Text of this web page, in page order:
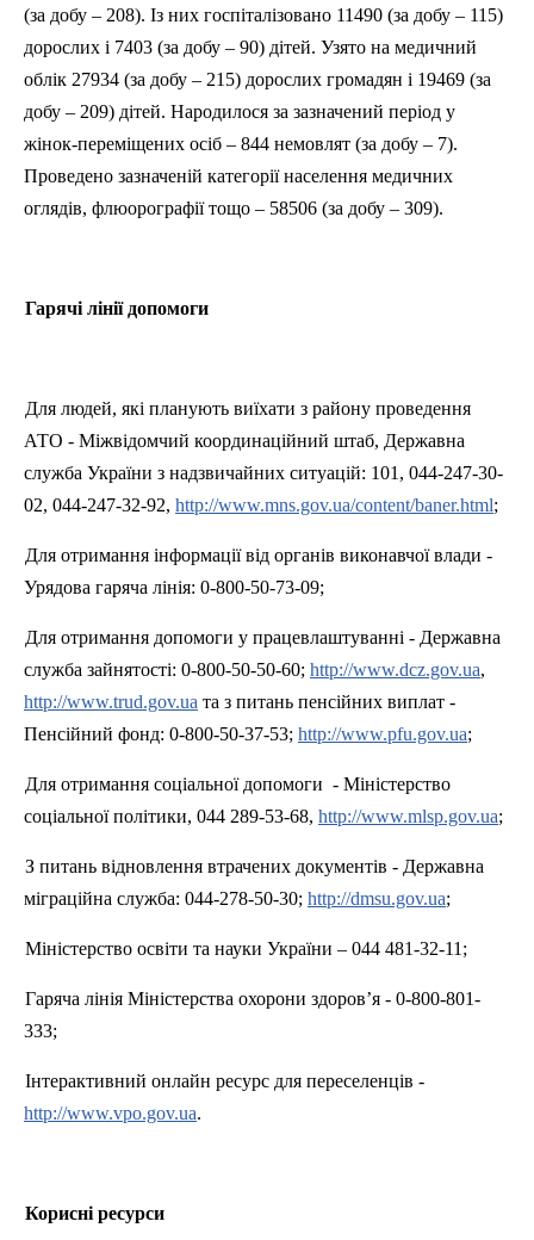
(за добу – 208). Із них госпіталізовано 11490 (за добу – 115)
дорослих і 7403 (за добу – 90) дітей. Узято на медичний
облік 27934 (за добу – 215) дорослих громадян і 19469 (за
добу – 209) дітей. Народилося за зазначений період у
жінок-переміщених осіб – 844 немовлят (за добу – 7).
Проведено зазначеній категорії населення медичних
оглядів, флюорографії тощо – 58506 (за добу – 309).
Гарячі лінії допомоги
Для людей, які планують виїхати з району проведення
АТО - Міжвідомчий координаційний штаб, Державна
служба України з надзвичайних ситуацій: 101, 044-247-30-
02, 044-247-32-92, http://www.mns.gov.ua/content/baner.html;
Для отримання інформації від органів виконавчої влади -
Урядова гаряча лінія: 0-800-50-73-09;
Для отримання допомоги у працевлаштуванні - Державна
служба зайнятості: 0-800-50-50-60; http://www.dcz.gov.ua,
http://www.trud.gov.ua та з питань пенсійних виплат -
Пенсійний фонд: 0-800-50-37-53; http://www.pfu.gov.ua;
Для отримання соціальної допомоги - Міністерство
соціальної політики, 044 289-53-68, http://www.mlsp.gov.ua;
З питань відновлення втрачених документів - Державна
міграційна служба: 044-278-50-30; http://dmsu.gov.ua;
Міністерство освіти та науки України – 044 481-32-11;
Гаряча лінія Міністерства охорони здоров’я - 0-800-801-
333;
Інтерактивний онлайн ресурс для переселенців -
http://www.vpo.gov.ua.
Корисні ресурси